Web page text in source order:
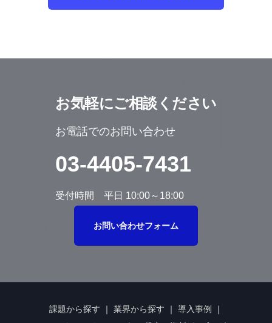
お気軽にご相談ください
お電話でのお問い合わせ
03-4405-7431
受付時間 平日 10:00～18:00
お問い合わせフォーム
課題から探す ｜ 業界から探す ｜ 導入事例
｜